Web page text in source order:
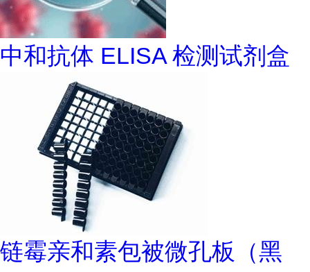
中和抗体 ELISA 检测试剂盒
链霉亲和素包被微孔板（黑